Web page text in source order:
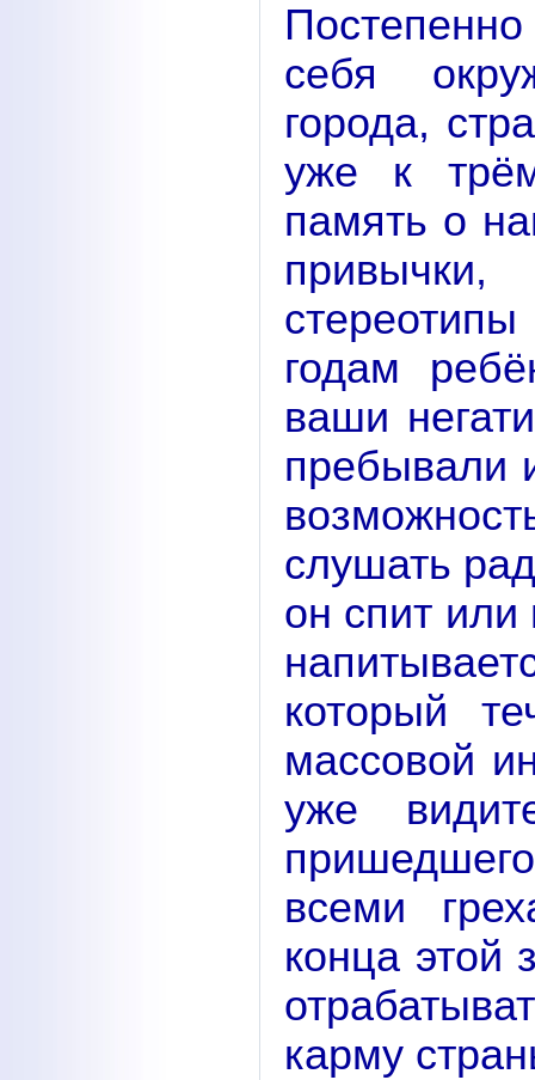
себя
города,
уже к
память о
годам
ваши
пребывали
слушать
он спит или
который
массовой
уже
всеми
конца этой
карму